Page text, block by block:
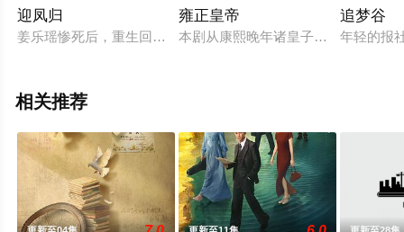
迎凤归
姜乐瑶惨死后，重生回到了嫁入宁府的前一夜!她的闰蜜乡野丫
雍正皇帝
本剧从康熙晚年诸皇子争宠夺位写起
追梦谷
年轻的报
相关推荐